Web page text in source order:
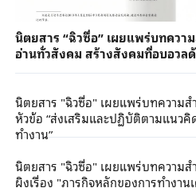
นิตยสาร “ฉิวซื่อ” เผยแพร่บทคว
อ่านทั่วสังคม สร้างสังคมที่อบอวล
นิตยสาร "ฉิวซื่อ" เผยแพร่บทความส
หัวข้อ “ส่งเสริมและปฏิบัติตามแนว
ทำงาน”
นิตยสาร "ฉิวซื่อ" เผยแพร่บทความ
ผิงเรื่อง "ภารกิจหลักของการทำงา